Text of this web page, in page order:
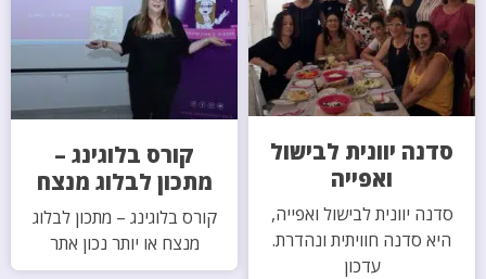
סדנה יוונית לבישול
ואפייה
סדנה יוונית לבישול ואפייה,
היא סדנה חוויתית ונהדרת.
עדכון
קורס בלוגינג –
מתכון לבלוג מנצח
קורס בלוגינג – מתכון לבלוג
מנצח או יותר נכון אתר